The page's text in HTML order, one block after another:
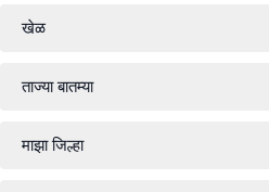
खेळ
ताज्या बातम्या
माझा जिल्हा